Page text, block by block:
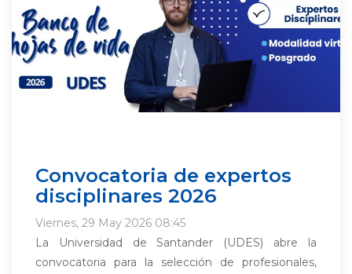
Convocatoria de expertos
disciplinares 2026
Viernes, 29 May 2026 08:45
La Universidad de Santander (UDES) abre la
convocatoria para la selección de profesionales,